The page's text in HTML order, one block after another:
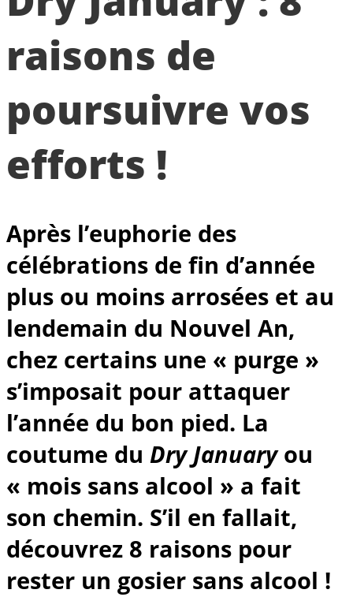
raisons de
poursuivre vos
efforts !
Après l’euphorie des
célébrations de fin d’année
plus ou moins arrosées et au
lendemain du Nouvel An,
chez certains une « purge »
s’imposait pour attaquer
l’année du bon pied. La
coutume du Dry Januaryou
« mois sans alcool » a fait
son chemin. S’il en fallait,
découvrez 8 raisons pour
rester un gosier sans alcool !